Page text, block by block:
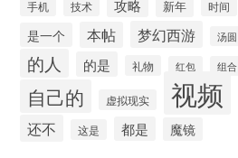
手机 技术 攻略 新年 时间
是一个
本帖 梦幻西游 汤圆
的人 的是 礼物 红包 组合
自己的 虚拟现实 视频
还不 这是 都是 魔镜